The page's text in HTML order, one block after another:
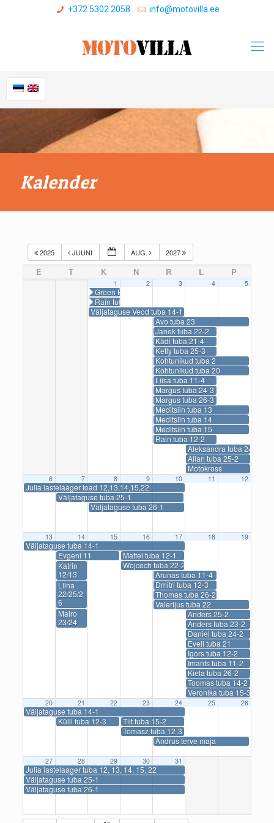
+372 5302 2058 info@motovilla.ee
Kalender
2025 JUUNI AUG. 2027
E T K N R L P
1
Green Energy tuba 12-2
Rain tuba 14-2
Väljataguse Veod tuba 14-1
2 3
Avo tuba 23
Janek tuba 22-2
Kädi tuba 21-4
Ketly tuba 25-3
Kohtunikud tuba 2
Kohtunikud tuba 20
Liisa tuba 11-4
Margus tuba 24-3
Margus tuba 26-3
Meditsiin tuba 13
Meditsiin tuba 14
Meditsiin tuba 15
Rain tuba 12-2
4
Aleksandra tuba 24
Allan tuba 25-2
Motokross
5
6
Julia lastelaager toad 12,13,14,15,22
7
Väljataguse tuba 25-1
8
Väljataguse tuba 26-1
9 10 11 12
13
Väljataguse tuba 14-1
14
Evgeni 11
Katrin
12/13
Liina
22/25/2
6
Mairo
23/24
15 16
Maftei tuba 12-1
Wojcech tuba 22-2
17
Arunas tuba 11-4
Dmitri tuba 12-3
Thomas tuba 26-2
Valerijus tuba 22
18
Anders 25-2
Anders tuba 23-2
Daniel tuba 24-2
Eveli tuba 21
Igors tuba 12-2
Imants tuba 11-2
Kiela tuba 26-2
Toomas tuba 14-2
Veronika tuba 15-3
19
20
Väljataguse tuba 14-1
21
Külli tuba 12-3
22 23
Tiit tuba 15-2
Tomasz tuba 12-3
24
Andrus terve maja
25 26
27
Julia lastelaager tuba 12, 13, 14, 15, 22
Väljataguse tuba 25-1
Väljataguse tuba 26-1
28 29 30 31